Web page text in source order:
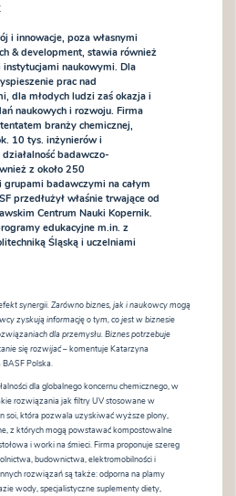
i innowacje, poza własnymi
& development, stawia również
instytucjami naukowymi. Dla
prac nad
dla młodych ludzi zaś okazja i
naukowych i rozwoju. Firma
branży chemicznej,
10 tys. inżynierów i
badawczo-
z około 250
badawczymi na całym
przedłużył właśnie trwające od
Centrum Nauki Kopernik.
edukacyjne m.in. z
Śląską i uczelniami
synergii. Zarówno biznes, jak i naukowcy mogą
zyskują informację o tym, co jest w biznesie
dla przemysłu. Biznes potrzebuje
się rozwijać –komentuje Katarzyna
Polska.
dla globalnego koncernu chemicznego, w
rozwiązania jak filtry UV stosowane w
soi, która pozwala uzyskiwać wyższe plony,
z których mogą powstawać kompostowalne
i worki na śmieci. Firma proponuje szereg
budownictwa, elektromobilności i
rozwiązań są także: odporna na plamy
wody, specjalistyczne suplementy diety,